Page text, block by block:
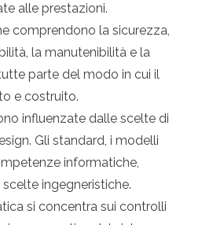
alle prestazioni.
comprendono la sicurezza,
la manutenibilità e la
parte del modo in cui il
e costruito.
influenzate dalle scelte di
Gli standard, i modelli
informatiche,
ingegneristiche.
si concentra sui controlli